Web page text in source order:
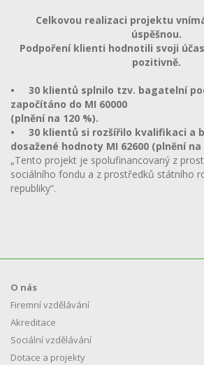
Celkovou realizaci projektu
úspěšnou.
Podpoření klienti hodnotili svoji
pozitivně.
• 30 klientů splnilo tzv. bagatelní
započítáno do MI 60000
(plnění na 120 %).
• 30 klientů si rozšířilo kvalifikaci a
dosažené hodnoty MI 62600 (plnění na
„Tento projekt je spolufinancovaný z
sociálního fondu a z prostředků státního
republiky“.
O nás
Firemní vzdělávání
Akreditace
Sociální vzdělávání
Dotace a projekty